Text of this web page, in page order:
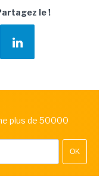
le !
plus de 50000
OK